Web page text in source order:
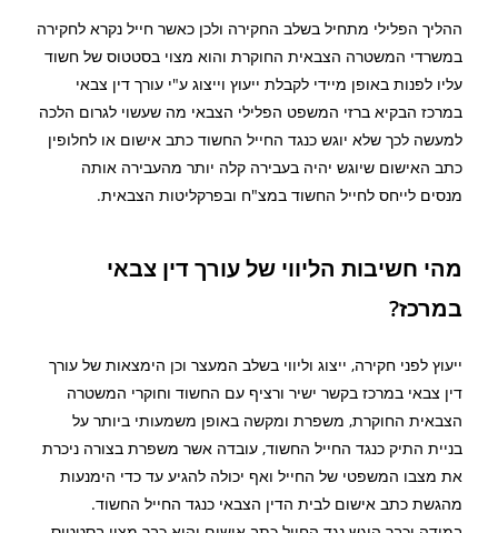
ההליך הפלילי מתחיל בשלב החקירה ולכן כאשר חייל נקרא לחקירה
במשרדי המשטרה הצבאית החוקרת והוא מצוי בסטטוס של חשוד
עליו לפנות באופן מיידי לקבלת ייעוץ וייצוג ע"י עורך דין צבאי
במרכז הבקיא ברזי המשפט הפלילי הצבאי מה שעשוי לגרום הלכה
למעשה לכך שלא יוגש כנגד החייל החשוד כתב אישום או לחלופין
כתב האישום שיוגש יהיה בעבירה קלה יותר מהעבירה אותה
מנסים לייחס לחייל החשוד במצ"ח ובפרקליטות הצבאית.
מהי חשיבות הליווי של עורך דין צבאי
במרכז?
ייעוץ לפני חקירה, ייצוג וליווי בשלב המעצר וכן הימצאות של עורך
דין צבאי במרכז בקשר ישיר ורציף עם החשוד וחוקרי המשטרה
הצבאית החוקרת, משפרת ומקשה באופן משמעותי ביותר על
בניית התיק כנגד החייל החשוד, עובדה אשר משפרת בצורה ניכרת
את מצבו המשפטי של החייל ואף יכולה להגיע עד כדי הימנעות
מהגשת כתב אישום לבית הדין הצבאי כנגד החייל החשוד.